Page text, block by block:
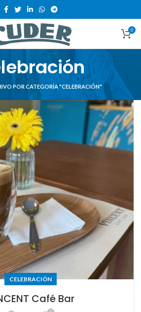
0
POR CATEGORÍA "CELEBRACIÓN"
CELEBRACIÓN
Café Bar